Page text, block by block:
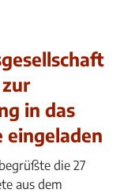
in das
eingeladen
die 27
aus dem